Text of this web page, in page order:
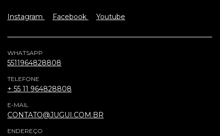
Instagram Facebook Youtube
WHATSAPP
5511964828808
TELEFONE
+ 55 11 964828808
E-MAIL
CONTATO@JUGUI.COM.BR
ENDEREÇO